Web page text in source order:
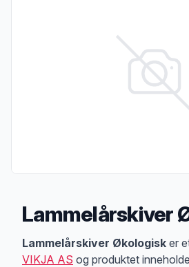
Lammelårskiver
Produktbeskrivelse
Lammelårskiver Økologisk er
VIKJA AS og produktet